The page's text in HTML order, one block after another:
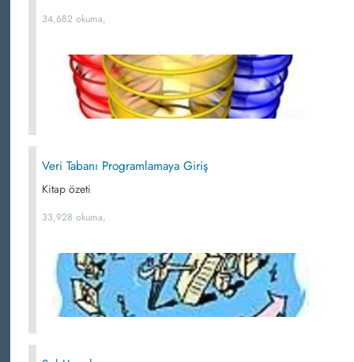
34,682 okuma,
Veri Tabanı Programlamaya Giriş
Kitap özeti
33,928 okuma,